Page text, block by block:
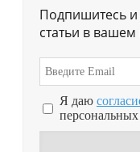
Подпишитесь
статьи в
Я даю